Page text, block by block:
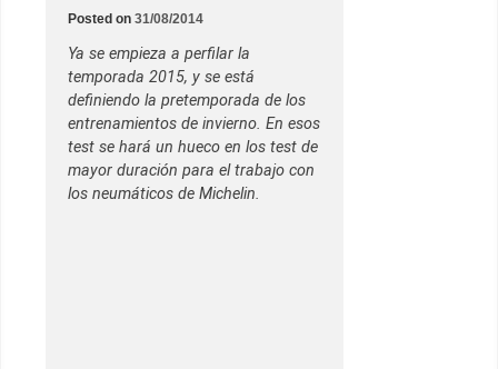
Posted on 31/08/2014
Ya se empieza a perfilar la
temporada 2015, y se está
definiendo la pretemporada de los
entrenamientos de invierno. En esos
test se hará un hueco en los test de
mayor duración para el trabajo con
los neumáticos de Michelin.